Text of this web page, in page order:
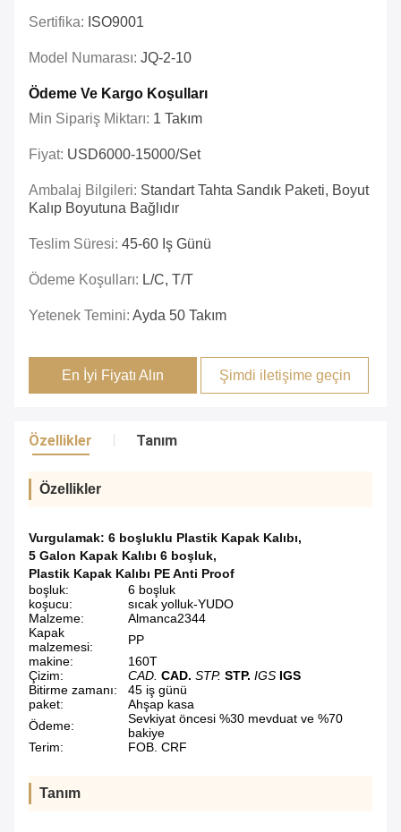
Sertifika: ISO9001
Model Numarası: JQ-2-10
Ödeme Ve Kargo Koşulları
Min Sipariş Miktarı: 1 Takım
Fiyat: USD6000-15000/set
Ambalaj Bilgileri: Standart Tahta Sandık Paketi, Boyut
Kalıp Boyutuna Bağlıdır
Teslim Süresi: 45-60 Iş Günü
Ödeme Koşulları: L/C, T/T
Yetenek Temini: Ayda 50 Takım
En İyi Fiyatı Alın Şimdi iletişime geçin
Özellikler Tanım
Özellikler
Vurgulamak: 6 boşluklu Plastik Kapak Kalıbı,
5 Galon Kapak Kalıbı 6 boşluk,
Plastik Kapak Kalıbı PE Anti Proof
boşluk:
6 boşluk
koşucu:
sıcak yolluk-YUDO
Malzeme:
Almanca2344
Kapak
malzemesi:
PP
makine:
160T
Çizim:
CAD. CAD. STP. STP. IGS IGS
Bitirme zamanı:
45 iş günü
paket:
Ahşap kasa
Ödeme:
Sevkiyat öncesi %30 mevduat ve %70
bakiye
Terim:
FOB. CRF
Tanım